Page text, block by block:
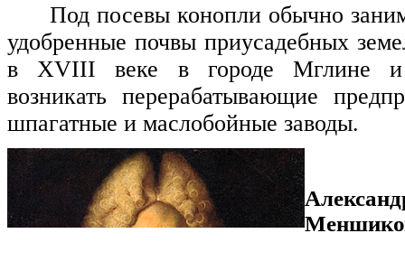
Под посевы конопли обычно
удобренные почвы приусадебных
в XVIII веке в городе Мглине
возникать перерабатывающие
шпагатные и маслобойные заводы.